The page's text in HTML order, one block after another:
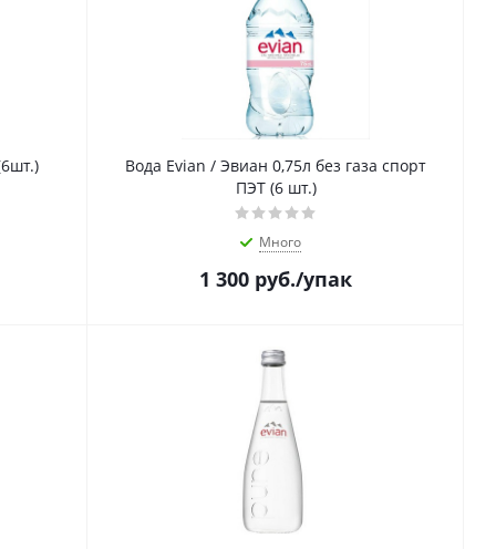
Вода Evian / Эвиан 0,75л без газа спорт
ПЭТ (6 шт.)
Много
1 300 руб./упак